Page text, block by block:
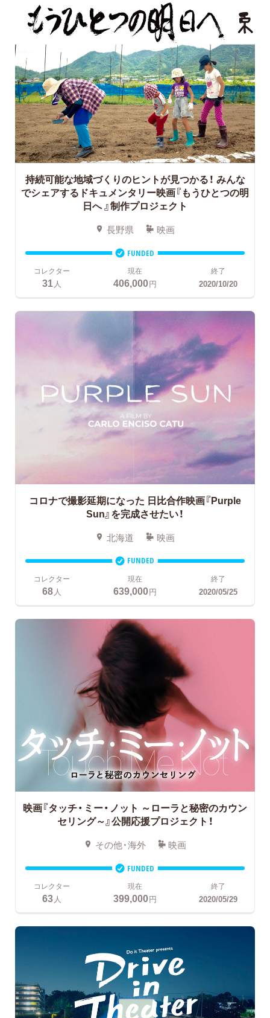
持続可能な地域づくりのヒントが見つかる！ みんな
でシェアするドキュメンタリー映画『もうひとつの明
日へ 』制作プロジェクト
長野県 映画
FUNDED
コレクター
31人
現在
406,000円
終了
2020/10/20
コロナで撮影延期になった 日比合作映画『Purple
Sun』を完成させたい！
北海道 映画
FUNDED
コレクター
68人
現在
639,000円
終了
2020/05/25
映画『タッチ・ミー・ノット ～ローラと秘密のカウン
セリング～』公開応援プロジェクト！
その他・海外 映画
FUNDED
コレクター
63人
現在
399,000円
終了
2020/05/29